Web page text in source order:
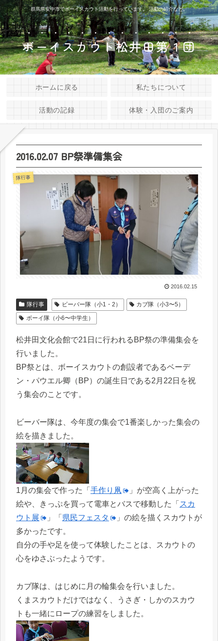
群馬県安中市でボーイスカウト活動を行っています。 活動の紹介など。
ボーイスカウト松井田第１団
ホームに戻る 私たちについて
活動の記録 体験・入団のご案内
2016.02.07 BP祭準備集会
隊行事
2016.02.15
隊行事 ビーバー隊（小1・2）
カブ隊（小3〜5）
ボーイ隊（小6〜中学生）
松井田文化会館で21日に行われるBP祭の準備集会を
行いました。
BP祭とは、ボーイスカウトの創設者であるベーデ
ン・パウエル卿（BP）の誕生日である2月22日を祝
う集会のことです。
ビーバー隊は、今年度の集会で1番楽しかった集会の
絵を描きました。
1月の集会で作った「 手作り凧
」が空高く上がった
絵や、きっぷを買って電車とバスで移動した「 スカ
ウト展
」「 県民フェスタ
」の絵を描くスカウトが
多かったです。
自分の手や足を使って体験したことは、スカウトの
心をゆさぶったようです。
カブ隊は、はじめに月の輪集会を行いました。
くまスカウトだけではなく、うさぎ・しかのスカウ
トも一緒にロープの練習をしました。